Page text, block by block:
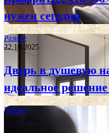
нужен сегодня
Разное
22.10.2025
Дверь в душевую
идеальное
Разное
13.07.2025